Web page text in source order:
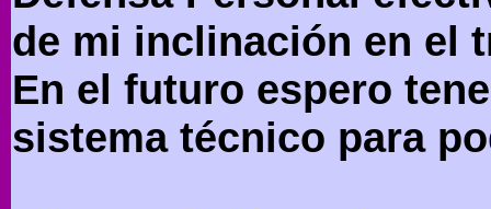
de mi inclinación en el
En el futuro espero
sistema técnico para